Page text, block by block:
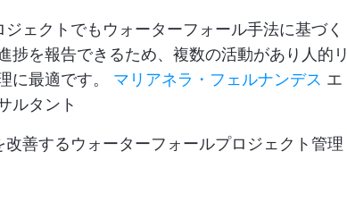
ェクトでもウォーターフォール手法に基づく
捗を報告できるため、複数の活動があり人的リ
に最適です。 マリアネラ・フェルナンデス エ
ルタント
善するウォーターフォールプロジェクト管理